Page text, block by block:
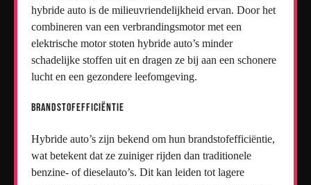
hybride auto is de milieuvriendelijkheid ervan. Door het
combineren van een verbrandingsmotor met een
elektrische motor stoten hybride auto’s minder
schadelijke stoffen uit en dragen ze bij aan een schonere
lucht en een gezondere leefomgeving.
Brandstofefficiëntie
Hybride auto’s zijn bekend om hun brandstofefficiëntie,
wat betekent dat ze zuiniger rijden dan traditionele
benzine- of dieselauto’s. Dit kan leiden tot lagere